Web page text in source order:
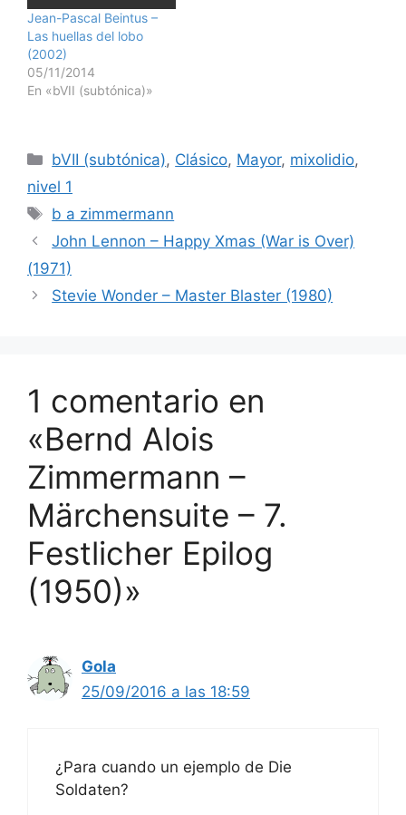
Jean-Pascal Beintus –
Las huellas del lobo
(2002)
05/11/2014
En «bVII (subtónica)»
Categorías
bVII (subtónica), Clásico, Mayor, mixolidio,
nivel 1
Etiquetas
b a zimmermann
John Lennon – Happy Xmas (War is Over)
(1971)
Stevie Wonder – Master Blaster (1980)
1 comentario en
«Bernd Alois
Zimmermann –
Märchensuite – 7.
Festlicher Epilog
(1950)»
Gola
25/09/2016 a las 18:59
¿Para cuando un ejemplo de Die
Soldaten?